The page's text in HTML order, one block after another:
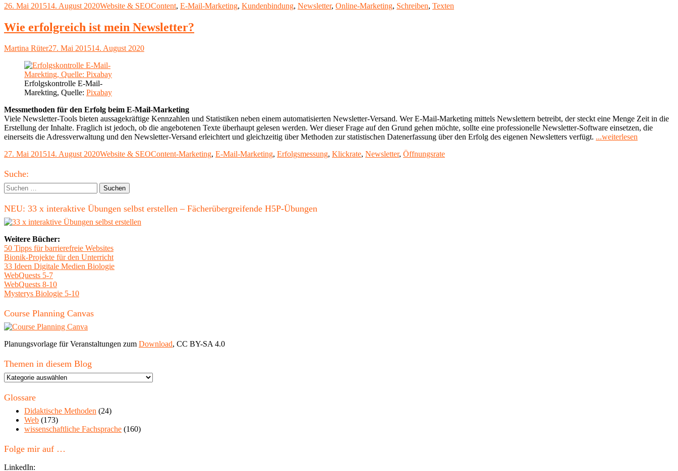
Veröffentlicht
26. Mai 201514. August 2020Kategorien
Website & SEOSchlagwörter
Content, E-Mail-Marketing, Kundenbindung, Newsletter, Online-Marketing, Schreiben, Texten
Wie erfolgreich ist mein Newsletter?
Autor
Martina RüterVeröffentlicht
27. Mai 201514. August 2020
Erfolgskontrolle E-Mail-
Marekting, Quelle: Pixabay
Messmethoden für den Erfolg beim E-Mail-Marketing
Viele Newsletter-Tools bieten aussagekräftige Kennzahlen und Statistiken neben einem automatisierten Newsletter-Versand. Wer E-Mail-Marketing mittels Newslettern betreibt, der steckt eine Menge Zeit in die
Erstellung der Inhalte. Fraglich ist jedoch, ob die angebotenen Texte überhaupt gelesen werden. Wer dieser Frage auf den Grund gehen möchte, sollte eine professionelle Newsletter-Software einsetzen, die
einerseits die Adressverwaltung und den Newsletter-Versand erleichtert und gleichzeitig über Methoden zur statistischen Datenerfassung über den Erfolg des eigenen Newsletters verfügt. ...weiterlesen
Veröffentlicht
27. Mai 201514. August 2020Kategorien
Website & SEOSchlagwörter
Content-Marketing, E-Mail-Marketing, Erfolgsmessung, Klickrate, Newsletter, Öffnungsrate
Haupt-
Seitenleiste
Suche:
Suchen
nach:
NEU: 33 x interaktive Übungen selbst erstellen – Fächerübergreifende H5P-Übungen
Weitere Bücher:
50 Tipps für barrierefreie Websites
Bionik-Projekte für den Unterricht
33 Ideen Digitale Medien Biologie
WebQuests 5-7
WebQuests 8-10
Mysterys Biologie 5-10
Course Planning Canvas
Planungsvorlage für Veranstaltungen zum Download, CC BY-SA 4.0
Themen in diesem Blog
Themen
diesem
Glossare
Didaktische Methoden (24)
Web (173)
wissenschaftliche Fachsprache (160)
Folge mir auf …
LinkedIn: